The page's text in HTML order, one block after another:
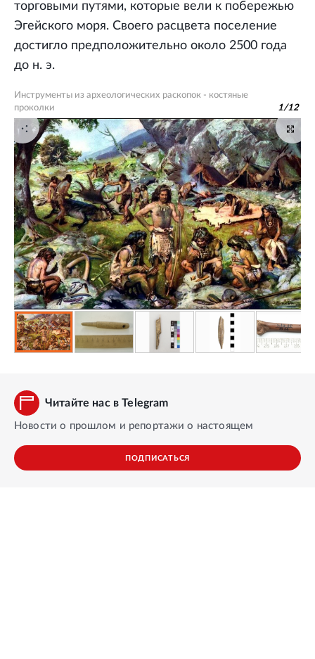
торговыми путями, которые вели к побережью
Эгейского моря. Своего расцвета поселение
достигло предположительно около 2500 года
до н. э.
Инструменты из археологических раскопок - костяные
проколки
1/12
Читайте нас в Telegram
Новости о прошлом и репортажи о настоящем
ПОДПИСАТЬСЯ